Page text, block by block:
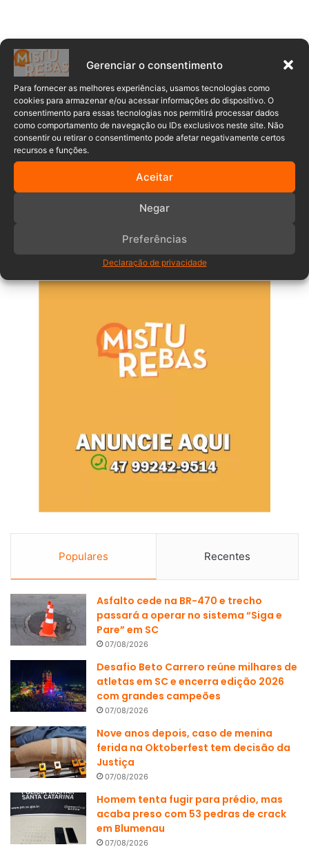
Gerenciar o consentimento
Para fornecer as melhores experiências, usamos tecnologias como
cookies para armazenar e/ou acessar informações do dispositivo. O
consentimento para essas tecnologias nos permitirá processar dados
como comportamento de navegação ou IDs exclusivos neste site. Não
consentir ou retirar o consentimento pode afetar negativamente certos
recursos e funções.
Aceitar
Negar
Preferências
Declaração de privacidade
Fuga Roubo
Comentários
Populares Recentes
Asfalto cede na BR-470 e trecho
passará a operar no sistema “Siga e
Pare” em SC
07/08/2026
Desafio Beto Carrero reúne milhares de
atletas em SC e encerra edição 2026
com grandes campeões
07/08/2026
Nove anos depois, caso de menina
ferida na Oktoberfest tem decisão da
Justiça
07/08/2026
Homem tenta fugir para prédio, mas
acaba preso com 53 pedras de crack
em Blumenau
07/08/2026